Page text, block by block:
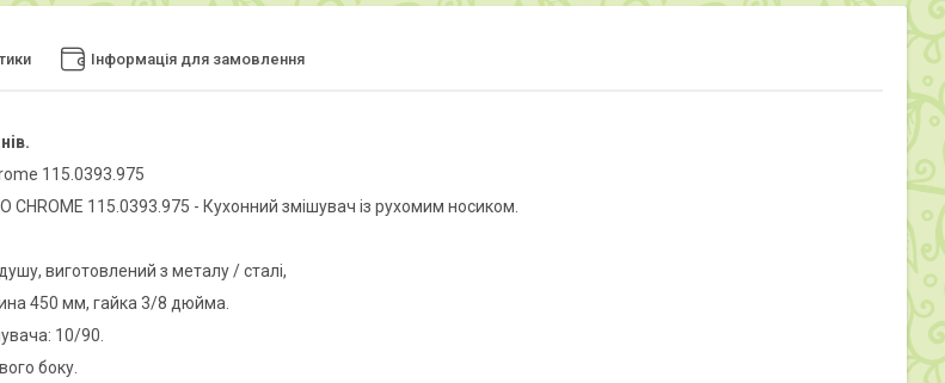
Інформація для замовлення
115.0393.975
CHROME 115.0393.975 - Кухонний змішувач із рухомим носиком.
виготовлений з металу / сталі,
450 мм, гайка 3/8 дюйма.
10/90.
боку.